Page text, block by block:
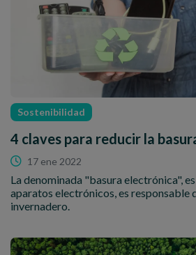
Sostenibilidad
4 claves para reducir la
17 ene 2022
La denominada "basura electrónica",
aparatos electrónicos, es responsable
invernadero.